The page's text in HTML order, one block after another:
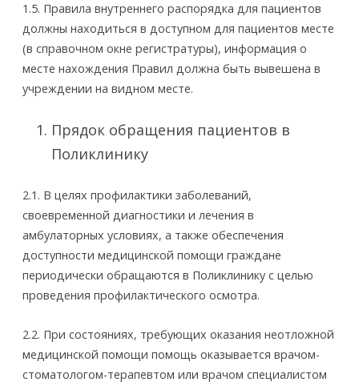
1.5. Правила внутреннего распорядка для пациентов
должны находиться в доступном для пациентов месте
(в справочном окне регистратуры), информация о
месте нахождения Правил должна быть вывешена в
учреждении на видном месте.
Прядок обращения пациентов в
Поликлинику
2.1. В целях профилактики заболеваний,
своевременной диагностики и лечения в
амбулаторных условиях, а также обеспечения
доступности медицинской помощи граждане
периодически обращаются в Поликлинику с целью
проведения профилактического осмотра.
2.2. При состояниях, требующих оказания неотложной
медицинской помощи помощь оказывается врачом­-
стоматологом-терапевтом или врачом специалистом